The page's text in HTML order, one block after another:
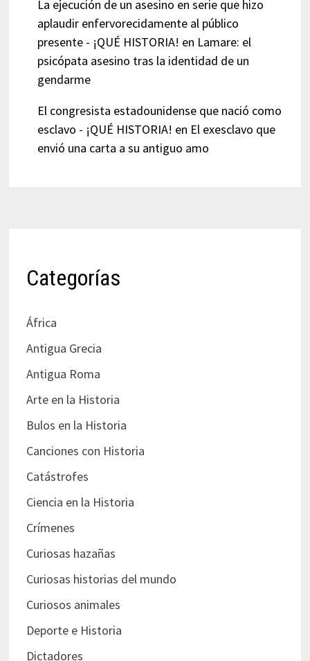
La ejecución de un asesino en serie que hizo
aplaudir enfervorecidamente al público
presente - ¡QUÉ HISTORIA! en Lamare: el
psicópata asesino tras la identidad de un
gendarme
El congresista estadounidense que nació como
esclavo - ¡QUÉ HISTORIA! en El exesclavo que
envió una carta a su antiguo amo
Categorías
África
Antigua Grecia
Antigua Roma
Arte en la Historia
Bulos en la Historia
Canciones con Historia
Catástrofes
Ciencia en la Historia
Crímenes
Curiosas hazañas
Curiosas historias del mundo
Curiosos animales
Deporte e Historia
Dictadores